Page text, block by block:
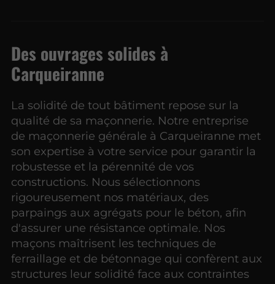
Des ouvrages solides à
Carqueiranne
La solidité de tout bâtiment repose sur la
qualité de sa maçonnerie. Notre entreprise
de maçonnerie générale à Carqueiranne met
son expertise à votre service pour garantir la
robustesse et la pérennité de vos
constructions. Nous sélectionnons
rigoureusement nos matériaux, des
parpaings aux agrégats pour le béton, afin
d'assurer une résistance optimale. Nos
maçons maîtrisent les techniques de
ferraillage et de bétonnage qui confèrent aux
structures leur solidité face aux contraintes